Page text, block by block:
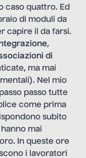
caso quattro. Ed
di moduli da
capire il da farsi.
,
di
ma mai
Nel mio
passo tutte
come prima
subito
mai
In queste ore
i lavoratori